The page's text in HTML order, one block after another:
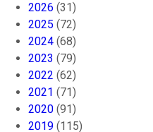
2026 (31)
2025 (72)
2024 (68)
2023 (79)
2022 (62)
2021 (71)
2020 (91)
2019 (115)